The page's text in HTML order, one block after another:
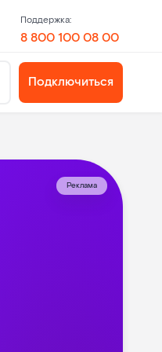
Поддержка:
8 800 100 08 00
Подключиться
Реклама